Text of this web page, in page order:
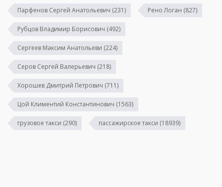
Парфенов Сергей Анатольевич (231) Рено Логан (827)
Рубцов Владимир Борисович (492)
Сергеев Максим Анатольеви (224)
Серов Сергей Валерьевич (218)
Хорошев Дмитрий Петрович (711)
Цой Климентий Константинович (1563)
грузовое такси (290) пассажирское такси (18939)